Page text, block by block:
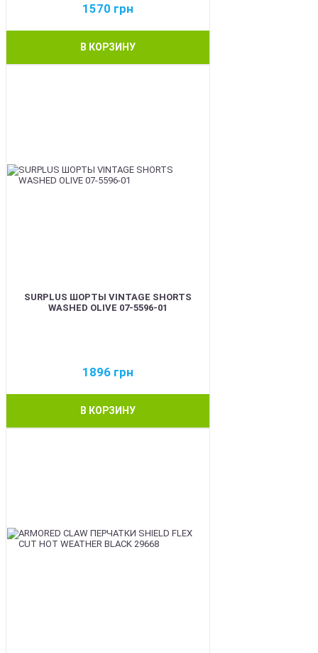
1570 грн
В КОРЗИНУ
SURPLUS ШОРТЫ VINTAGE SHORTS
WASHED OLIVE 07-5596-01
1896 грн
В КОРЗИНУ